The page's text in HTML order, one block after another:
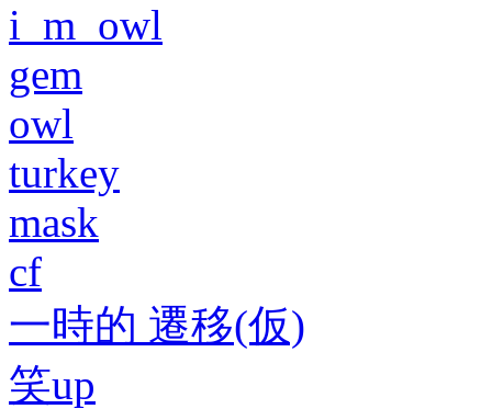
i_m_owl
gem
owl
turkey
mask
cf
一時的 遷移(仮)
笑up